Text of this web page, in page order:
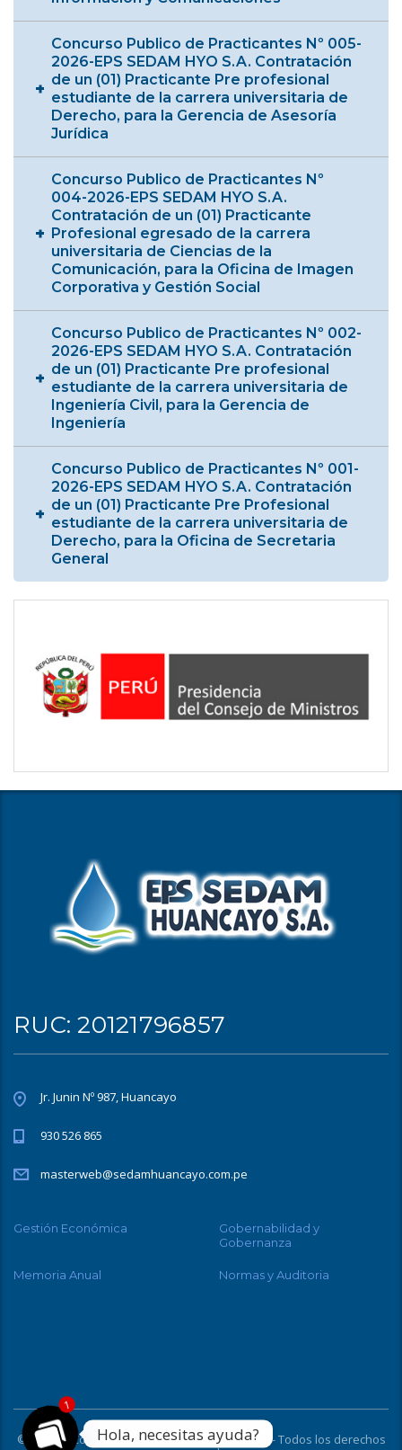
Concurso Publico de Practicantes Nº 005-
2026-EPS SEDAM HYO S.A. Contratación
de un (01) Practicante Pre profesional
estudiante de la carrera universitaria de
Derecho, para la Gerencia de Asesoría
Jurídica
Concurso Publico de Practicantes Nº
004-2026-EPS SEDAM HYO S.A.
Contratación de un (01) Practicante
Profesional egresado de la carrera
universitaria de Ciencias de la
Comunicación, para la Oficina de Imagen
Corporativa y Gestión Social
Concurso Publico de Practicantes Nº 002-
2026-EPS SEDAM HYO S.A. Contratación
de un (01) Practicante Pre profesional
estudiante de la carrera universitaria de
Ingeniería Civil, para la Gerencia de
Ingeniería
Concurso Publico de Practicantes Nº 001-
2026-EPS SEDAM HYO S.A. Contratación
de un (01) Practicante Pre Profesional
estudiante de la carrera universitaria de
Derecho, para la Oficina de Secretaria
General
RUC: 20121796857
Jr. Junin Nº 987, Huancayo
930 526 865
masterweb@sedamhuancayo.com.pe
Gestión Económica
Gobernabilidad y
Gobernanza
Memoria Anual Normas y Auditoria
© 2026 © Copyright EPS SEDAM Huancayo S.A. - Todos los derechos
Hola, necesitas ayuda?
1